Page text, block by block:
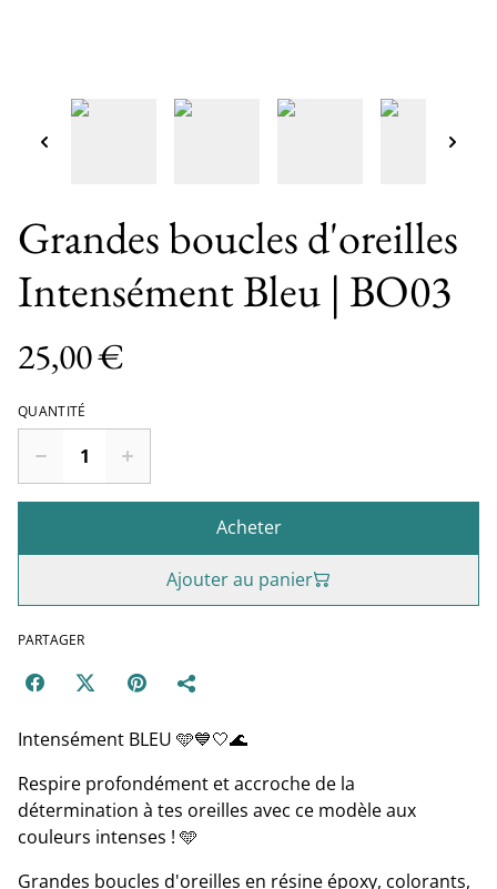
Grandes boucles d'oreilles
Intensément Bleu | BO03
25,00 €
QUANTITÉ
Acheter
Ajouter au panier
PARTAGER
Intensément BLEU 🩵💙🤍🌊
Respire profondément et accroche de la
détermination à tes oreilles avec ce modèle aux
couleurs intenses ! 🩵
Grandes boucles d'oreilles en résine époxy, colorants,